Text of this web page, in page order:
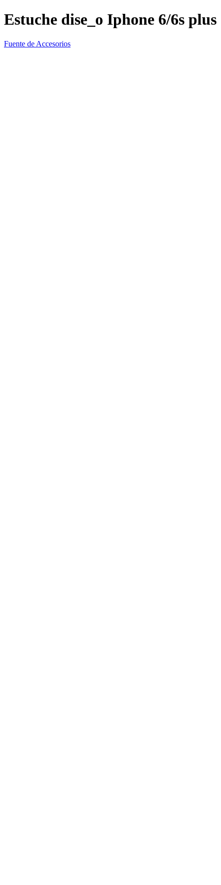
Estuche dise_o Iphone 6/6s plus
Fuente de Accesorios